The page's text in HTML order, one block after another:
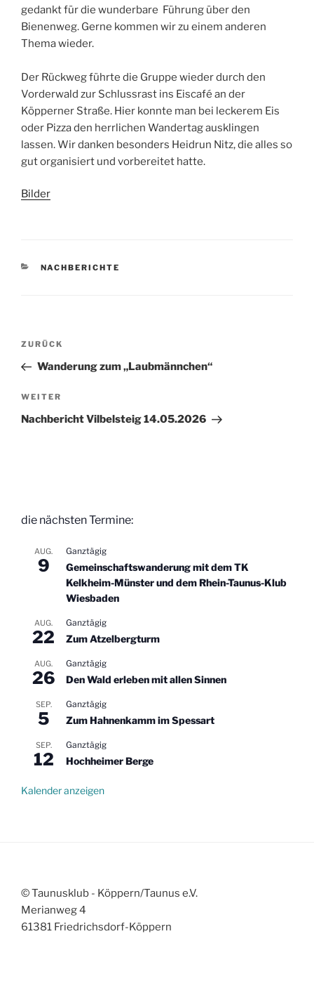
gedankt für die wunderbare Führung über den
Bienenweg. Gerne kommen wir zu einem anderen
Thema wieder.
Der Rückweg führte die Gruppe wieder durch den
Vorderwald zur Schlussrast ins Eiscafé an der
Köpperner Straße. Hier konnte man bei leckerem Eis
oder Pizza den herrlichen Wandertag ausklingen
lassen. Wir danken besonders Heidrun Nitz, die alles so
gut organisiert und vorbereitet hatte.
Bilder
KATEGORIEN
NACHBERICHTE
Beitragsnavigation
Vorheriger
Beitrag
ZURÜCK
Wanderung zum „Laubmännchen“
Nächster
Beitrag
WEITER
Nachbericht Vilbelsteig 14.05.2026
die nächsten Termine:
AUG.
9
Ganztägig
Gemeinschaftswanderung mit dem TK
Kelkheim-Münster und dem Rhein-Taunus-Klub
Wiesbaden
AUG.
22
Ganztägig
Zum Atzelbergturm
AUG.
26
Ganztägig
Den Wald erleben mit allen Sinnen
SEP.
5
Ganztägig
Zum Hahnenkamm im Spessart
SEP.
12
Ganztägig
Hochheimer Berge
Kalender anzeigen
© Taunusklub - Köppern/Taunus e.V.
Merianweg 4
61381 Friedrichsdorf-Köppern